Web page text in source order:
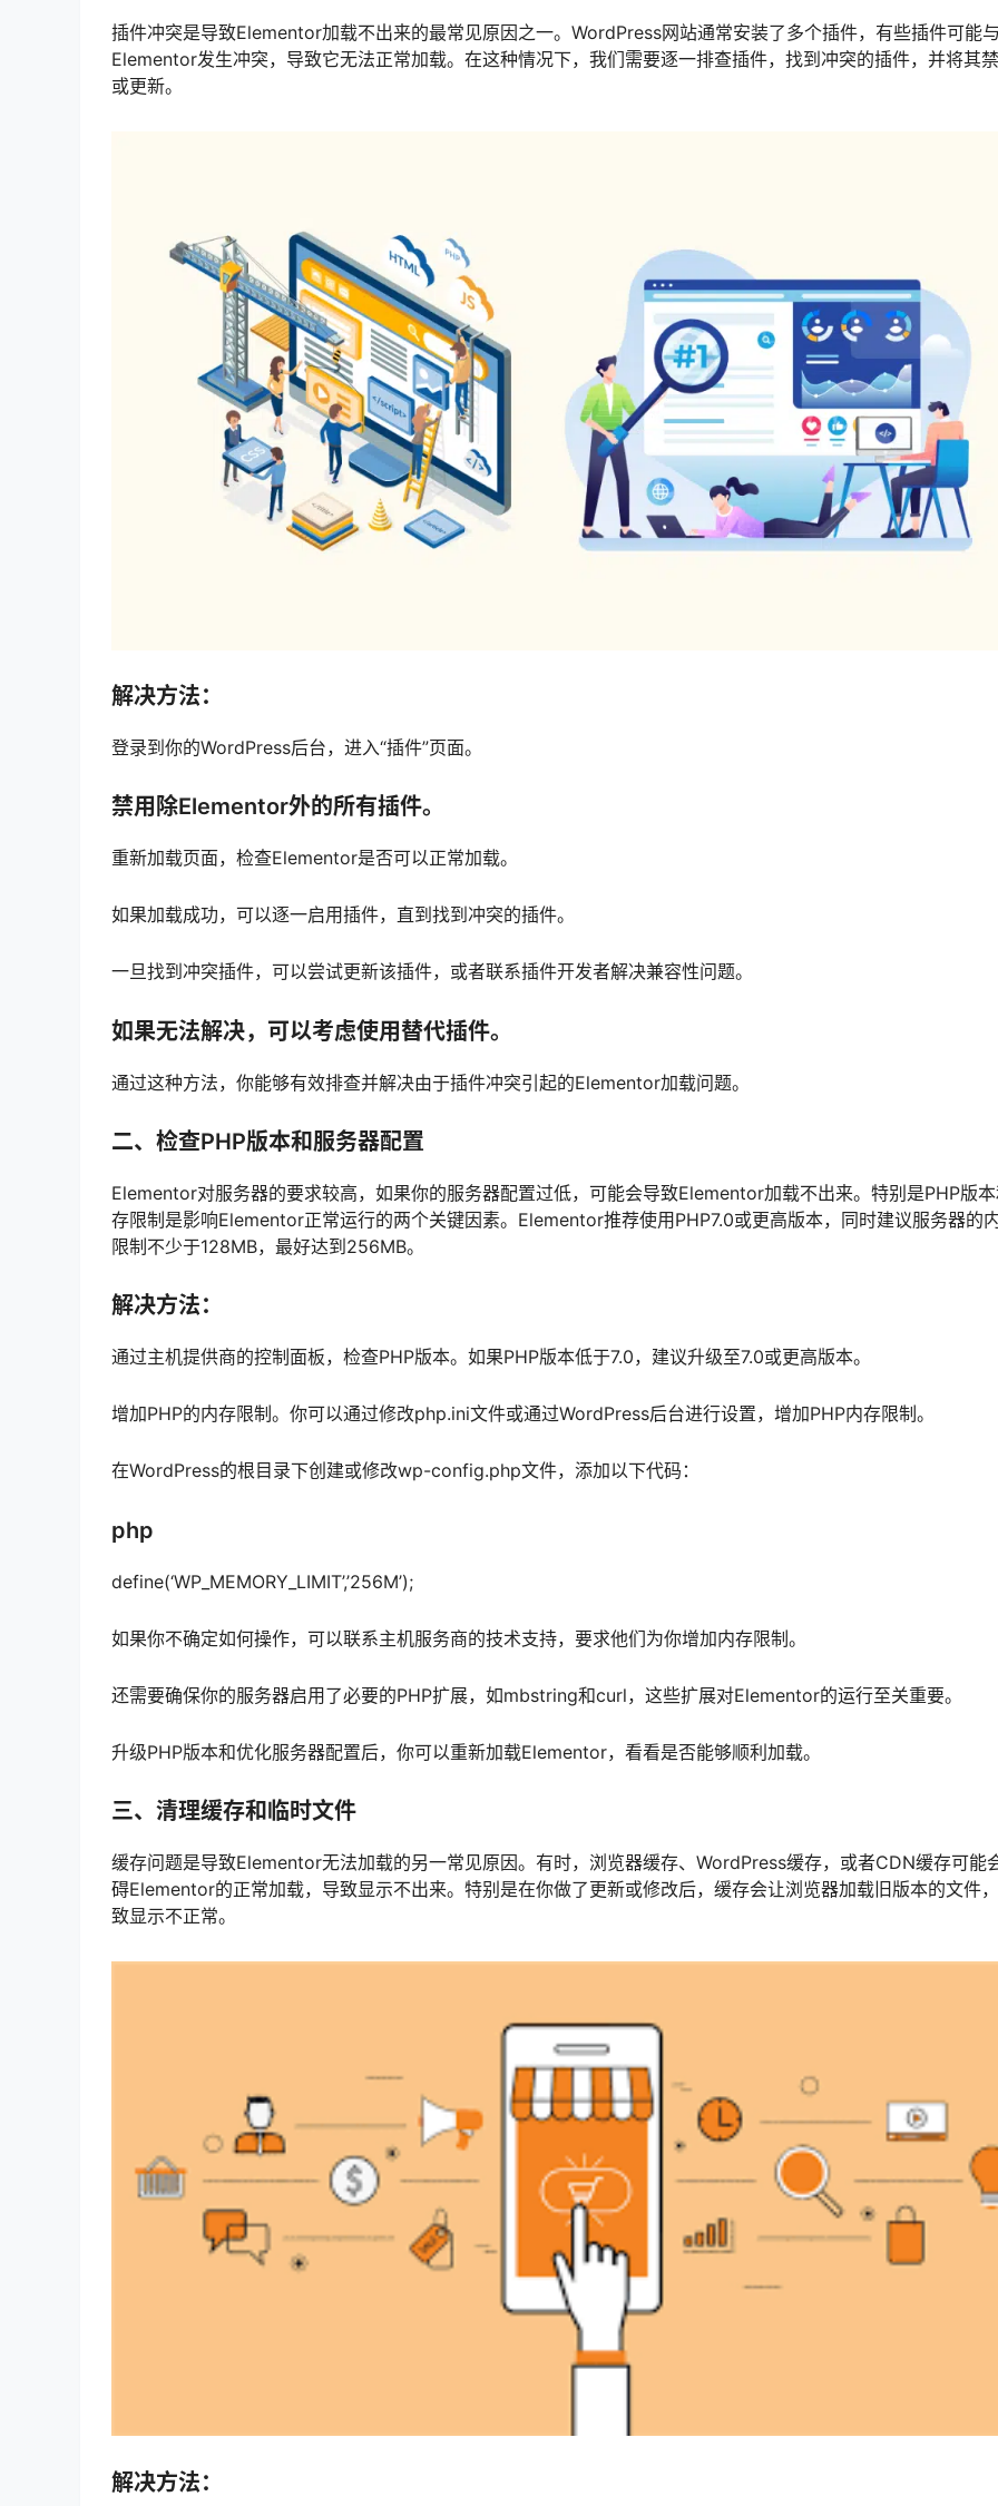
插件冲突是导致Elementor加载不出来的最常见原因之一。WordPress网站通常安装了多个插件，有些插件可能
Elementor发生冲突，导致它无法正常加载。在这种情况下，我们需要逐一排查插件，找到冲突的插件，并将其
或更新。
解决方法：
登录到你的WordPress后台，进入“插件”页面。
禁用除Elementor外的所有插件。
重新加载页面，检查Elementor是否可以正常加载。
如果加载成功，可以逐一启用插件，直到找到冲突的插件。
一旦找到冲突插件，可以尝试更新该插件，或者联系插件开发者解决兼容性问题。
如果无法解决，可以考虑使用替代插件。
通过这种方法，你能够有效排查并解决由于插件冲突引起的Elementor加载问题。
二、检查PHP版本和服务器配置
Elementor对服务器的要求较高，如果你的服务器配置过低，可能会导致Elementor加载不出来。特别是PHP版
存限制是影响Elementor正常运行的两个关键因素。Elementor推荐使用PHP7.0或更高版本，同时建议服务器的
限制不少于128MB，最好达到256MB。
解决方法：
通过主机提供商的控制面板，检查PHP版本。如果PHP版本低于7.0，建议升级至7.0或更高版本。
增加PHP的内存限制。你可以通过修改php.ini文件或通过WordPress后台进行设置，增加PHP内存限制。
在WordPress的根目录下创建或修改wp-config.php文件，添加以下代码：
php
define(‘WP_MEMORY_LIMIT’,’256M’);
如果你不确定如何操作，可以联系主机服务商的技术支持，要求他们为你增加内存限制。
还需要确保你的服务器启用了必要的PHP扩展，如mbstring和curl，这些扩展对Elementor的运行至关重要。
升级PHP版本和优化服务器配置后，你可以重新加载Elementor，看看是否能够顺利加载。
三、清理缓存和临时文件
缓存问题是导致Elementor无法加载的另一常见原因。有时，浏览器缓存、WordPress缓存，或者CDN缓存可能
碍Elementor的正常加载，导致显示不出来。特别是在你做了更新或修改后，缓存会让浏览器加载旧版本的文件
致显示不正常。
解决方法：